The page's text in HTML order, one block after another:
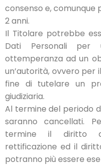
consenso e, comunque
2 anni.
Il Titolare potrebbe
Dati Personali
ottemperanza ad un
un’autorità, ovvero
fine di tutelare un
giudiziaria.
Al termine del periodo
saranno cancellati.
termine il diritto di
rettificazione ed il
potranno più essere